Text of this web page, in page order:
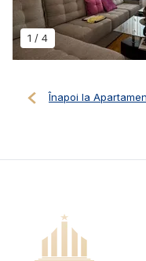
1 / 4
Înapoi la